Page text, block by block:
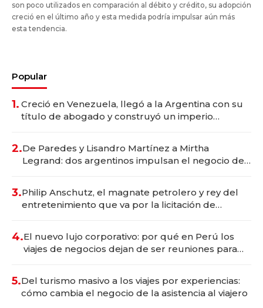
son poco utilizados en comparación al débito y crédito, su adopción
creció en el último año y esta medida podría impulsar aún más
esta tendencia.
Popular
1. Creció en Venezuela, llegó a la Argentina con su
título de abogado y construyó un imperio
2.De Paredes y Lisandro Martínez a Mirtha
Legrand: dos argentinos impulsan el negocio del
3.Philip Anschutz, el magnate petrolero y rey del
entretenimiento que va por la licitación de
4.El nuevo lujo corporativo: por qué en Perú los
viajes de negocios dejan de ser reuniones para
5.Del turismo masivo a los viajes por experiencias:
cómo cambia el negocio de la asistencia al viajero